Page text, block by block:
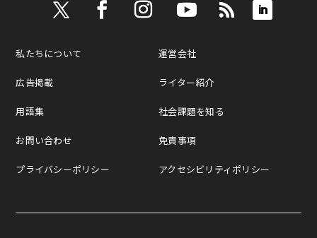
私たちについて
広告掲載
用語集
お問い合わせ
プライバシーポリシー
運営会社
ライター紹介
社会課題を知る
免責事項
アクセシビリティポリシー